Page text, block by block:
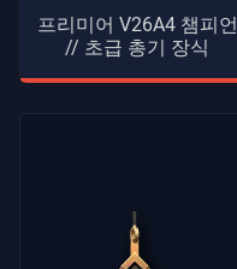
프리미어 V26A4 챔피언
// 초급 총기 장식